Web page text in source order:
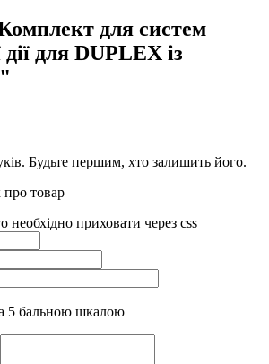
для систем
для DUPLEX із
Будьте першим, хто залишить його.
про товар
приховати через css
5 бальною шкалою